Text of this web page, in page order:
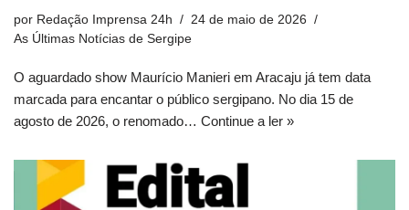
por Redação Imprensa 24h
24 de maio de 2026
As Últimas Notícias de Sergipe
O aguardado show Maurício Manieri em Aracaju já tem data
marcada para encantar o público sergipano. No dia 15 de
agosto de 2026, o renomado… Continue a ler »